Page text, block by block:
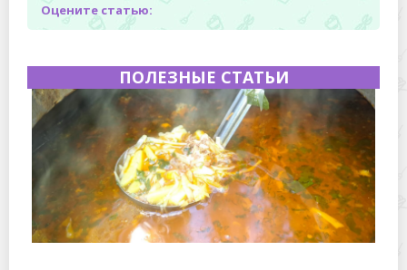
Оцените статью:
ПОЛЕЗНЫЕ СТАТЬИ